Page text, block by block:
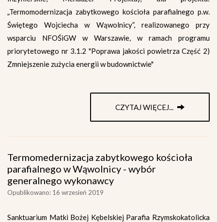
„Termomodernizacja zabytkowego kościoła parafialnego p.w.
Świętego Wojciecha w Wąwolnicy”, realizowanego przy
wsparciu NFOŚiGW w Warszawie, w ramach programu
priorytetowego nr 3.1.2 "Poprawa jakości powietrza Część 2)
Zmniejszenie zużycia energii w budownictwie"
CZYTAJ WIĘCEJ...
Termomedernizacja zabytkowego kościoła
parafialnego w Wąwolnicy - wybór
generalnego wykonawcy
Opublikowano: 16 wrzesień 2019
Sanktuarium Matki Bożej Kębelskiej Parafia Rzymskokatolicka